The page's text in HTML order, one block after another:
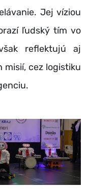
Jej víziou
ľudský tím vo
reflektujú aj
misií, cez logistiku